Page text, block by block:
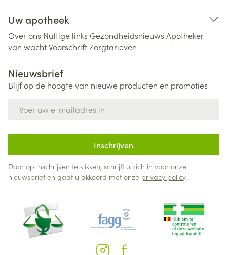
Uw apotheek
Over ons Nuttige links Gezondheidsnieuws Apotheker
van wachtVoorschriftZorgtarieven
Nieuwsbrief
Blijf op de hoogte van nieuwe producten en promoties
Inschrijven
Door op inschrijven te klikken, schrijft u zich in voor onze
nieuwsbrief en gaat u akkoord met onze privacy policy.